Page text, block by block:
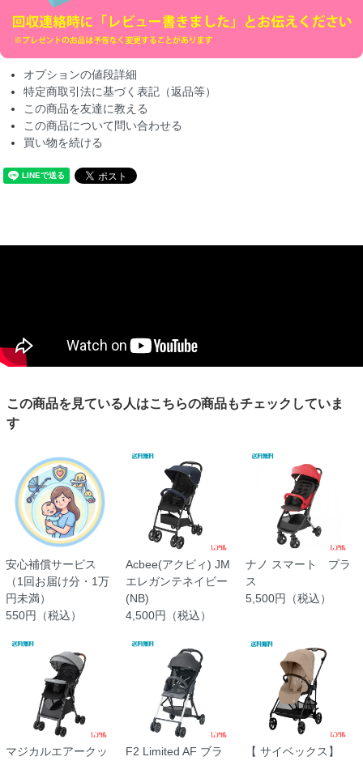
オプションの値段詳細
特定商取引法に基づく表記（返品等）
この商品を友達に教える
この商品について問い合わせる
買い物を続ける
この商品を見ている人はこちらの商品もチェックしていま
す
安心補償サービス
（1回お届け分・1万
円未満）
550円（税込）
Acbee(アクビィ) JM
エレガンテネイビー
(NB)
4,500円（税込）
ナノ スマート プラ
ス
5,500円（税込）
マジカルエアークッ
F2 Limited AF ブラ
【 サイベックス】